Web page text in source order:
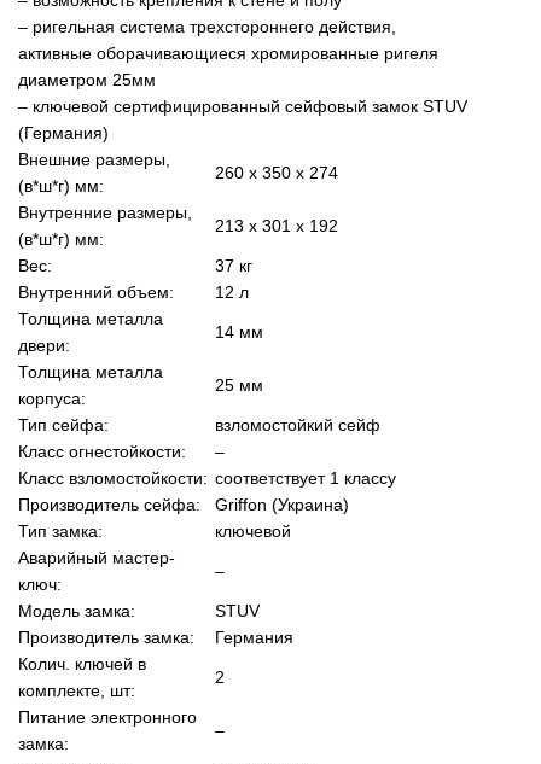
– ригельная система трехстороннего действия,
активные оборачивающиеся хромированные ригеля
диаметром 25мм
– ключевой сертифицированный сейфовый замок STUV
(Германия)
Внешние размеры,
(в*ш*г) мм:
260 x 350 x 274
Внутренние размеры,
(в*ш*г) мм:
213 x 301 x 192
Вес:
37 кг
Внутренний объем:
12 л
Толщина металла
двери:
14 мм
Толщина металла
корпуса:
25 мм
Тип сейфа:
взломостойкий сейф
Класс огнестойкости:
–
Класс взломостойкости: соответствует 1 классу
Производитель сейфа:
Griffon (Украина)
Тип замка:
ключевой
Аварийный мастер-
ключ:
–
Модель замка:
STUV
Производитель замка:
Германия
Колич. ключей в
комплекте, шт:
2
Питание электронного
замка:
–